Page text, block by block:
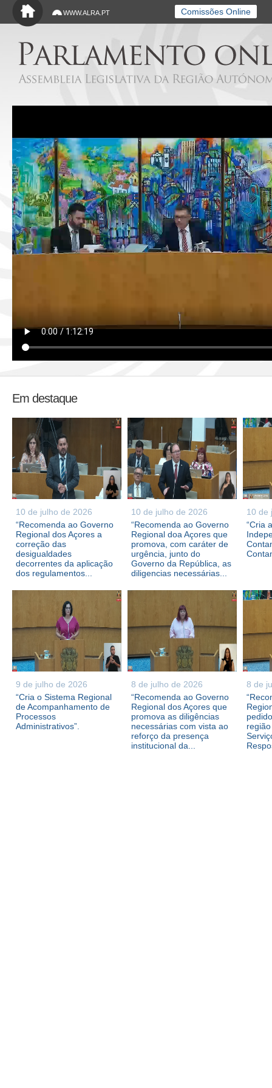
Saltar para o conteúdo principal
WWW.ALRA.PT Comissões Online
Em destaque
10 de julho de 2026
“Recomenda ao Governo
Regional dos Açores a
correção das
desigualdades
decorrentes da aplicação
dos regulamentos...
10 de julho de 2026
“Recomenda ao Governo
Regional doa Açores que
promova, com caráter de
urgência, junto do
Governo da República, as
diligencias necessárias...
10 de
“Cria
9 de julho de 2026
“Cria o Sistema Regional
de Acompanhamento de
Processos
Administrativos”.
8 de julho de 2026
“Recomenda ao Governo
Regional dos Açores que
promova as diligências
necessárias com vista ao
reforço da presença
institucional da...
8 de